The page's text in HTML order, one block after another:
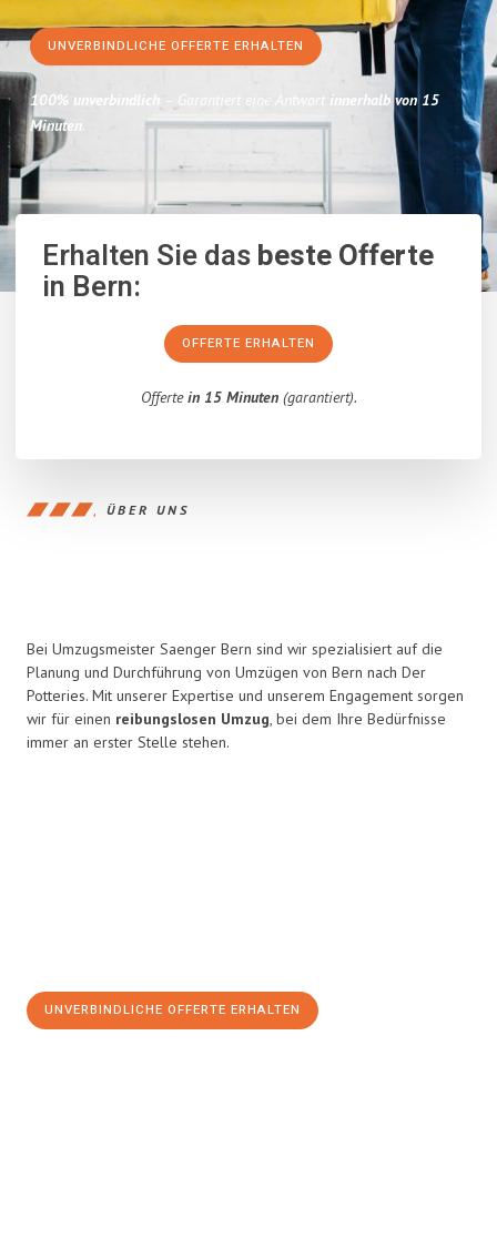
UNVERBINDLICHE OFFERTE ERHALTEN
100% unverbindlich – Garantiert eine Antwort innerhalb von 15
Minuten.
Erhalten Sie dasbeste Offerte
in Bern:
OFFERTE ERHALTEN
Offertein 15 Minuten(garantiert).
ÜBER UNS
Bei Umzugsmeister Saenger Bern sind wir spezialisiert auf die
Planung und Durchführung von Umzügen von Bern nach Der
Potteries. Mit unserer Expertise und unserem Engagement sorgen
wir für einen reibungslosen Umzug, bei dem Ihre Bedürfnisse
immer an erster Stelle stehen.
UNVERBINDLICHE OFFERTE ERHALTEN